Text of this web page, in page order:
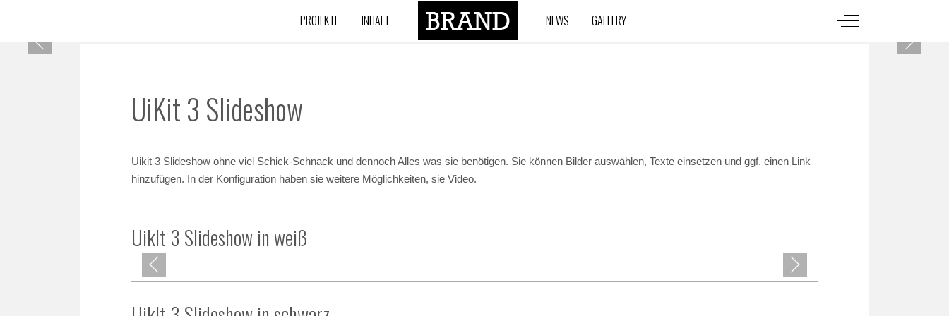
PROJEKTE INHALT NEWS GALLERY Off-Canvas Toggle
UiKit 3 Slideshow
Uikit 3 Slideshow ohne viel Schick-Schnack und dennoch Alles was sie benötigen. Sie können Bilder auswählen, Texte einsetzen und ggf. einen Link
hinzufügen. In der Konfiguration haben sie weitere Möglichkeiten, sie Video.
UikIt 3 Slideshow in weiß